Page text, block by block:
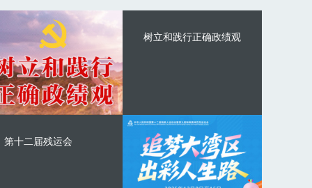
树立和践行正确政绩观
第十二届残运会